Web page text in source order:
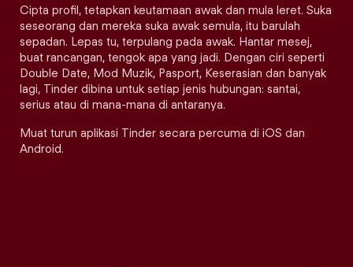
Cipta profil, tetapkan keutamaan awak dan mula leret. Suka
seseorang dan mereka suka awak semula, itu barulah
sepadan. Lepas tu, terpulang pada awak. Hantar mesej,
buat rancangan, tengok apa yang jadi. Dengan ciri seperti
Double Date, Mod Muzik, Pasport, Keserasian dan banyak
lagi, Tinder dibina untuk setiap jenis hubungan: santai,
serius atau di mana-mana di antaranya.
Muat turun aplikasi Tinder secara percuma di iOS dan
Android.